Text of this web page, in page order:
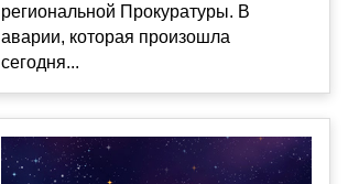
региональной Прокуратуры. В
аварии, которая произошла
сегодня...